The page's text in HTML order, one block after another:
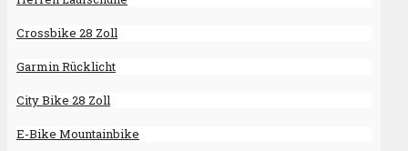
Crossbike 28 Zoll
Garmin Rücklicht
City Bike 28 Zoll
E-Bike Mountainbike